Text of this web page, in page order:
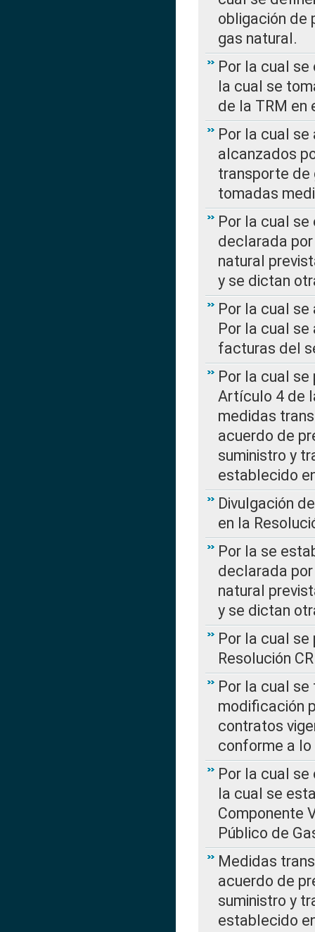
obligación de
gas natural.
Por la cual se
la cual se
de la TRM en
Por la cual
alcanzados
transporte de
tomadas
Por la cual
declarada
natural
y se dictan
Por la cual se
Por la cual
facturas del
Por la cual
Artículo 4 de
medidas
acuerdo de
suministro y
establecido
Divulgación
en la
Por la se
declarada
natural
y se dictan
Por la cual
Resolución
Por la cual
modificación
contratos
conforme a lo
Por la cual se
la cual se
Componente
Público de
Medidas
acuerdo de
suministro y
establecido